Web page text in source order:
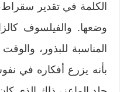
الكلمة في تقدير
وضعها. والفيلسوف
المناسبة للبذور،
بأنه يزرع أفكاره في